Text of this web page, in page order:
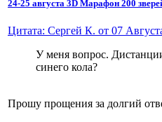
24-25 августа 3D Марафон 200
Цитата: Сергей К. от 07
У меня вопрос.
синего кола?
Прошу прощения за долгий